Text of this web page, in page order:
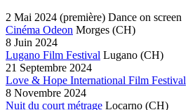
2 Mai 2024 (première) Dance on screen
Cinéma Odeon Morges (CH)
8 Juin 2024
Lugano Film Festival Lugano (CH)
21 Septembre 2024
Love & Hope International Film Festival
8 Novembre 2024
Nuit du court métrage Locarno (CH)